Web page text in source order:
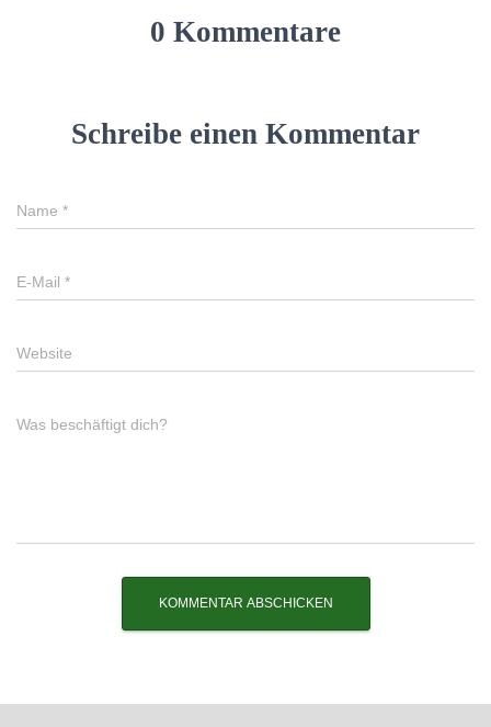
0 Kommentare
Schreibe einen Kommentar
Name *
E-Mail *
Website
Was beschäftigt dich?